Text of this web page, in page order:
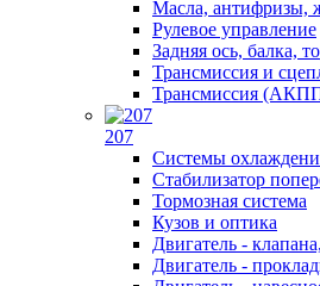
Масла, антифризы,
Рулевое управление
Задняя ось, балка,
Трансмиссия и
Трансмиссия
207
Системы
Стабилизатор
Тормозная система
Кузов и оптика
Двигатель -
Двигатель -